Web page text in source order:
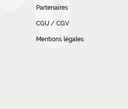
Partenaires
CGU / CGV
Mentions légales